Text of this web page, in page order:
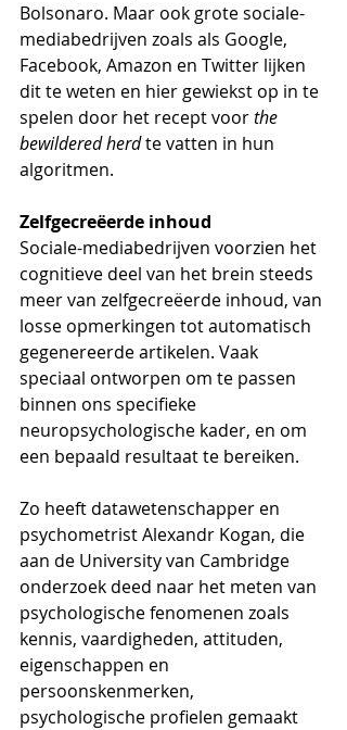
Bolsonaro. Maar ook grote sociale-
mediabedrijven zoals als Google,
Facebook, Amazon en Twitter lijken
dit te weten en hier gewiekst op in te
spelen door het recept voor the
bewildered herd te vatten in hun
algoritmen.
Zelfgecreëerde inhoud
Sociale-mediabedrijven voorzien het
cognitieve deel van het brein steeds
meer van zelfgecreëerde inhoud, van
losse opmerkingen tot automatisch
gegenereerde artikelen. Vaak
speciaal ontworpen om te passen
binnen ons specifieke
neuropsychologische kader, en om
een bepaald resultaat te bereiken.
Zo heeft datawetenschapper en
psychometrist Alexandr Kogan, die
aan de University van Cambridge
onderzoek deed naar het meten van
psychologische fenomenen zoals
kennis, vaardigheden, attituden,
eigenschappen en
persoonskenmerken,
psychologische profielen gemaakt